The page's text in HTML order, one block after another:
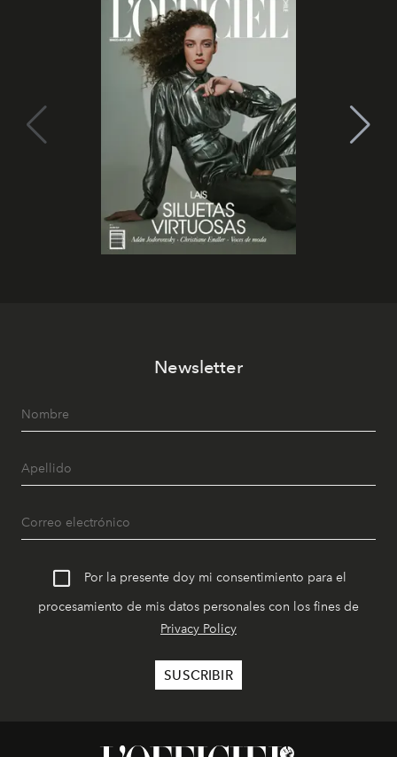
Newsletter
Por la presente doy mi consentimiento para el
procesamiento de mis datos personales con los fines de
Privacy Policy